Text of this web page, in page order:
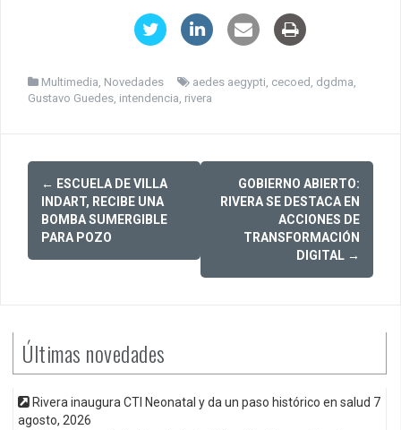
Multimedia Novedades aedes aegypti cecoed dgdma
Gustavo Guedes intendencia rivera
Post
navigation
← ESCUELA DE VILLA
INDART, RECIBE UNA
BOMBA SUMERGIBLE
PARA POZO
GOBIERNO ABIERTO:
RIVERA SE DESTACA EN
ACCIONES DE
TRANSFORMACIÓN
DIGITAL →
Últimas novedades
Rivera inaugura CTI Neonatal y da un paso histórico en salud 7
agosto, 2026